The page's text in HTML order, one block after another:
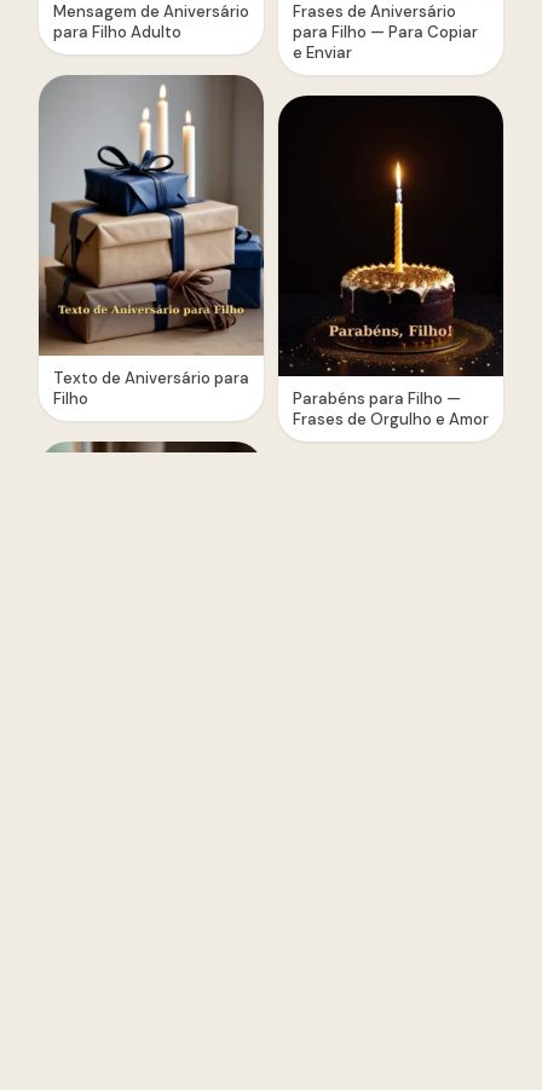
Mensagem de Aniversário
para Filho Adulto
Texto de Aniversário para
Filho
Frases de Aniversário
para Filho — Para Copiar
e Enviar
Parabéns para Filho —
Frases de Orgulho e Amor